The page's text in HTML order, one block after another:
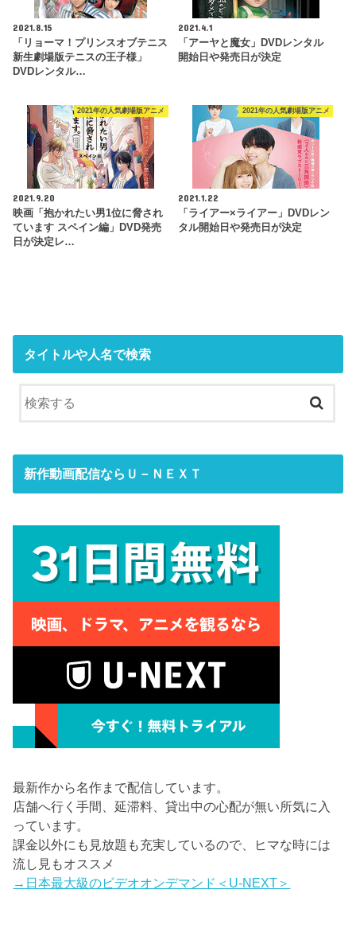
2021.8.15
「リョーマ！プリンスオブテニス
新生劇場版テニスの王子様」
DVDレンタル…
2021.4.1
「アーヤと魔女」DVDレンタル
開始日や発売日が決定
2021年の人気劇場版アニメ
2021.9.20
映画「抱かれたい男1位に脅され
ています スペイン編」DVD発売
日が決定レ…
2021年の人気劇場版アニメ
2021.1.22
「ライアー×ライアー」DVDレン
タル開始日や発売日が決定
タイトルや人名で検索
新作動画配信ならＵ－ＮＥＸＴ
最新作から名作まで配信しています。
店舗へ行く手間、延滞料、貸出中の心配が無い所気に入
っています。
課金以外にも見放題も充実しているので、ヒマな時には
流し見もオススメ
→日本最大級のビデオオンデマンド＜U-NEXT＞